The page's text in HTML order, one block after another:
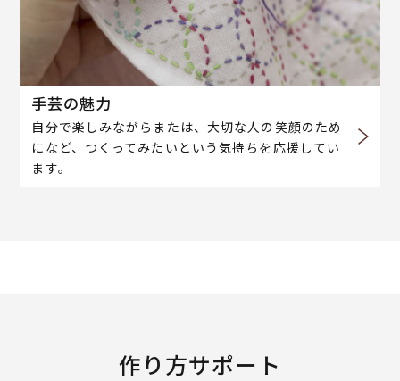
手芸の魅力
自分で楽しみながらまたは、大切な人の笑顔のため
になど、つくってみたいという気持ちを応援してい
ます。
作り方サポート